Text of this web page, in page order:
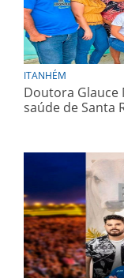
ITANHÉM
Doutora Glauce
saúde de Santa